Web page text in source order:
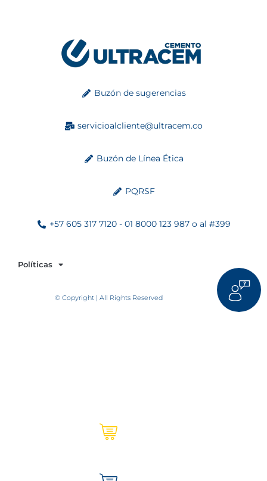
Buzón de sugerencias
servicioalcliente@ultracem.co
Buzón de Línea Ética
PQRSF
+57 605 317 7120 - 01 8000 123 987 o al #399
Políticas
© Copyright | All Rights Reserved